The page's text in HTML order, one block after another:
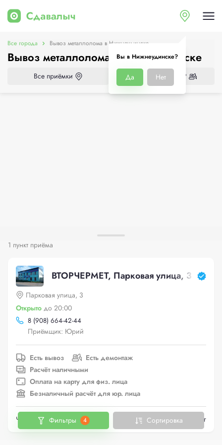
Вы в Нижнеудинске?
Да Нет
Все города Вывоз металлолома в Нижнеудинске
Вывоз металлолома в Нижнеудинске
Все приёмки Нужен демонтаж?
1 пункт приёма
ВТОРЧЕРМЕТ, Парковая улица, 3
Парковая улица, 3
Открыто до 20:00
8 (908) 664-42-44
Приёмщик: Юрий
Есть вывоз
Есть демонтаж
Расчёт наличными
Оплата на карту для физ. лица
Безналичный расчёт для юр. лица
Черный металлолом до 11.5 руб./кг
Фильтры 4 Сортировка